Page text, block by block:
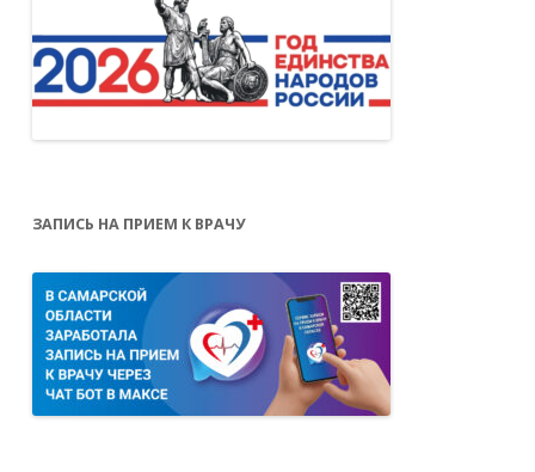
ЗАПИСЬ НА ПРИЕМ К ВРАЧУ